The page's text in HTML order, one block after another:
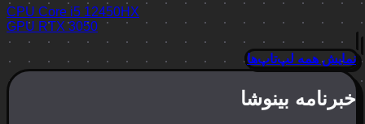
CPU Core i5 12450HX
GPU RTX 3050
نمایش همه لپ‌تاپ‌ها
خبرنامه بینوشا